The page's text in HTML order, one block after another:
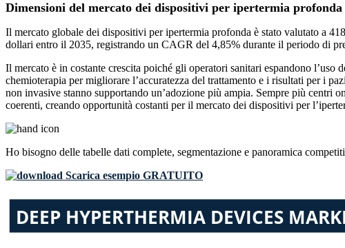
Dimensioni del mercato dei dispositivi per ipertermia profonda
Il mercato globale dei dispositivi per ipertermia profonda è stato valutato a
dollari entro il 2035, registrando un CAGR del 4,85% durante il periodo di
Il mercato è in costante crescita poiché gli operatori sanitari espandono
chemioterapia per migliorare l’accuratezza del trattamento e i risultati per i
non invasive stanno supportando un’adozione più ampia. Sempre più centri
coerenti, creando opportunità costanti per il mercato dei dispositivi per
Ho bisogno delle tabelle dati complete, segmentazione e panoramica
Scarica esempio GRATUITO